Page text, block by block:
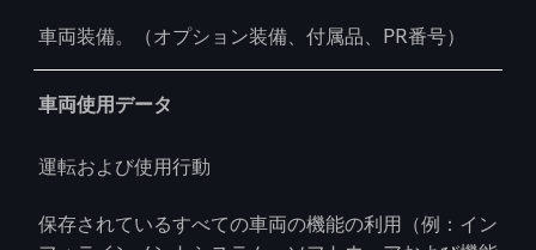
車両装備。（オプション装備、付属品、PR番号）
車両使用データ
運転および使用行動
保存されているすべての車両の機能の利用（例：イン